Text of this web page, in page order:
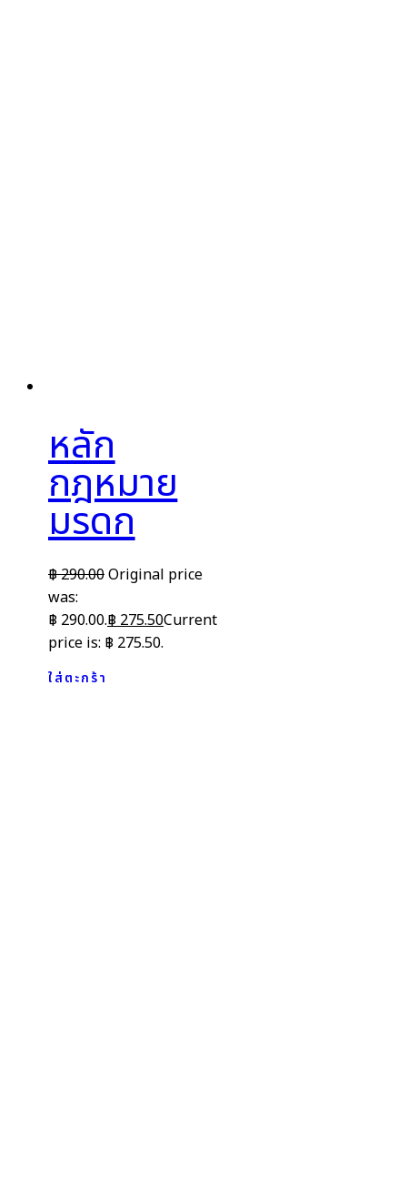
หลัก
กฎหมาย
มรดก
฿290.00Original price
was:
฿ 290.00.฿ 275.50Current
price is: ฿ 275.50.
ใส่ตะกร้า